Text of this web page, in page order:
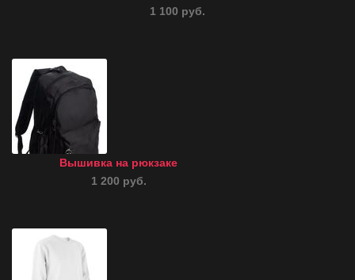
1 100 руб.
Вышивка на рюкзаке
1 200 руб.